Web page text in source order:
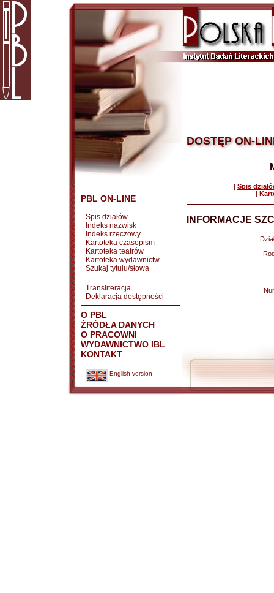
PBL ON-LINE
Spis działów
Indeks nazwisk
Indeks rzeczowy
Kartoteka czasopism
Kartoteka teatrów
Kartoteka wydawnictw
Szukaj tytułu/słowa
Transliteracja
Deklaracja dostępności
O PBL
ŹRÓDŁA DANYCH
O PRACOWNI
WYDAWNICTWO IBL
KONTAKT
English version
DOSTĘP ON-
| Spis
|
INFORMACJE